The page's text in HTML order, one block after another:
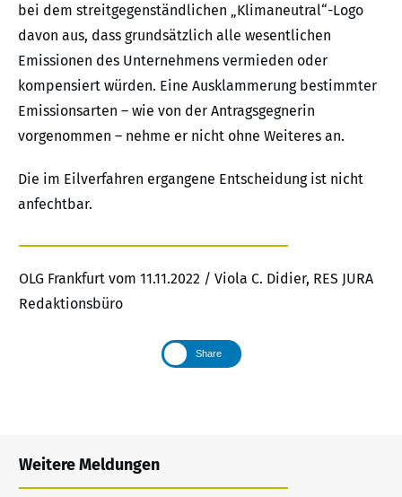
bei dem streitgegenständlichen „Klimaneutral“-Logo
davon aus, dass grundsätzlich alle wesentlichen
Emissionen des Unternehmens vermieden oder
kompensiert würden. Eine Ausklammerung bestimmter
Emissionsarten – wie von der Antragsgegnerin
vorgenommen – nehme er nicht ohne Weiteres an.
Die im Eilverfahren ergangene Entscheidung ist nicht
anfechtbar.
OLG Frankfurt vom 11.11.2022 / Viola C. Didier, RES JURA
Redaktionsbüro
Share
Weitere Meldungen